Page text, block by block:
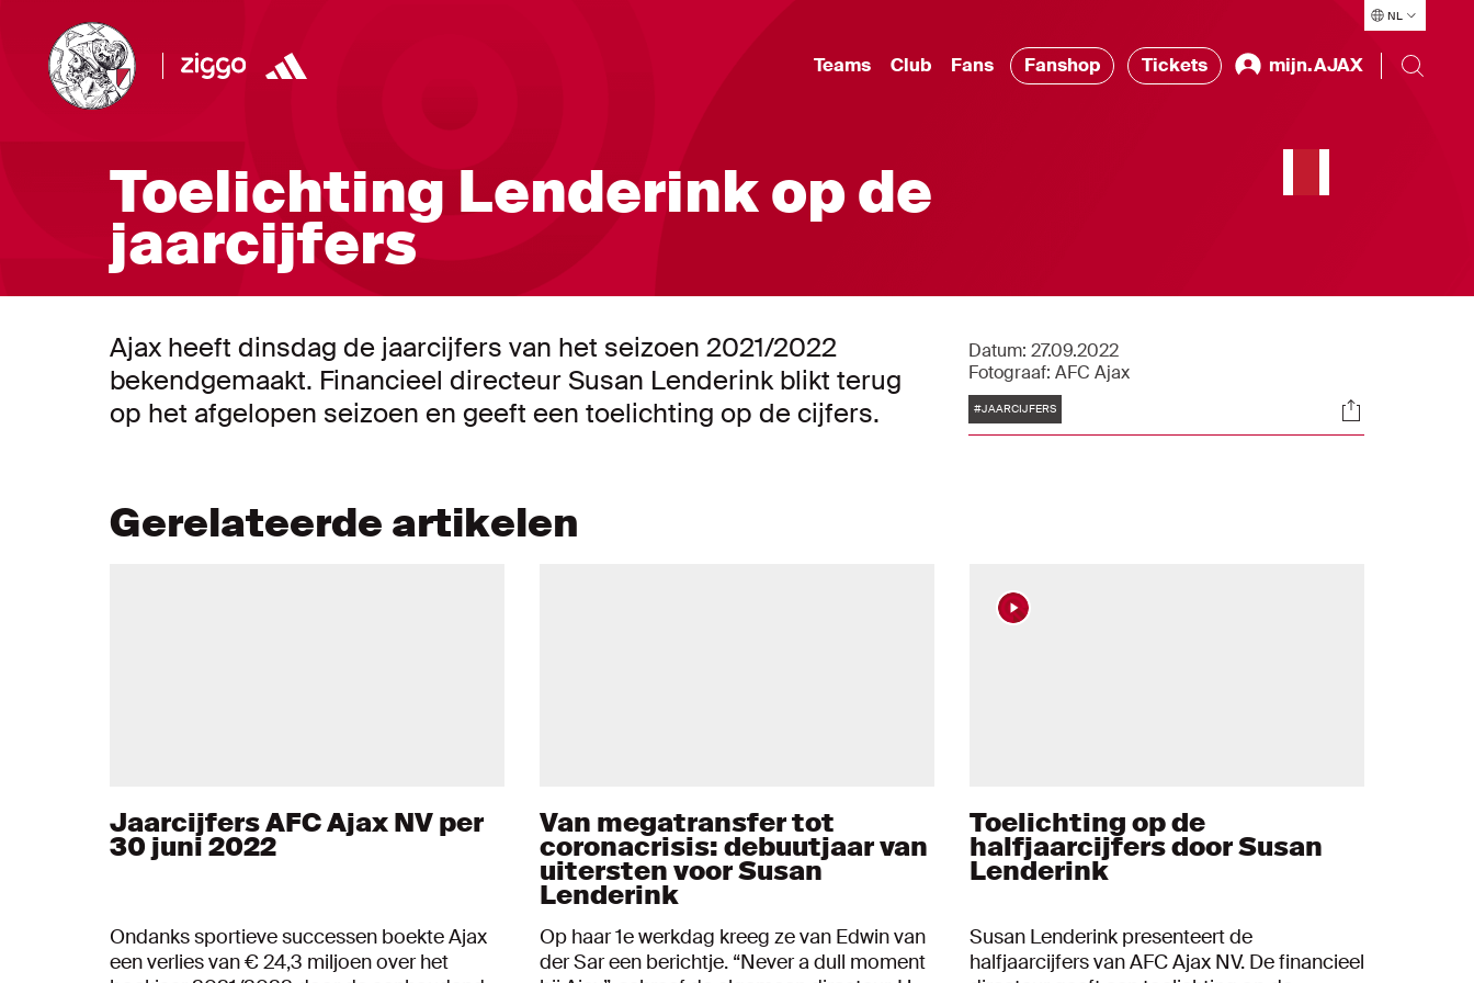
NL
Teams Club Fans Fanshop Tickets mijn.AJAX
Toelichting Lenderink op de
jaarcijfers
Ajax heeft dinsdag de jaarcijfers van het seizoen 2021/2022
bekendgemaakt. Financieel directeur Susan Lenderink blikt terug
op het afgelopen seizoen en geeft een toelichting op de cijfers.
Datum: 27.09.2022
Fotograaf: AFC Ajax
Tags
#JAARCIJFERS Socials
Gerelateerde artikelen
Jaarcijfers AFC Ajax NV per
30 juni 2022
Ondanks sportieve successen boekte Ajax
een verlies van € 24,3 miljoen over het
Van megatransfer tot
coronacrisis: debuutjaar van
uitersten voor Susan
Lenderink
Op haar 1e werkdag kreeg ze van Edwin van
der Sar een berichtje. “Never a dull moment
Toelichting op de
halfjaarcijfers door Susan
Lenderink
Susan Lenderink presenteert de
halfjaarcijfers van AFC Ajax NV. De financieel